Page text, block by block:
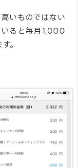
いものではない
いると毎月1,000
。